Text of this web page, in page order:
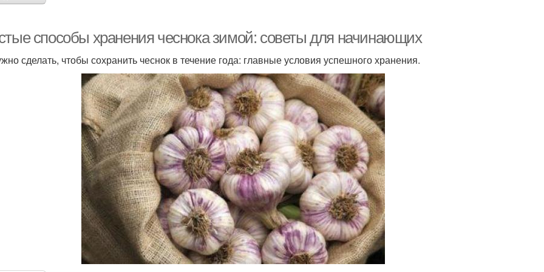
способы хранения чеснока зимой: советы для начинающих
сделать, чтобы сохранить чеснок в течение года: главные условия успешного хранения.